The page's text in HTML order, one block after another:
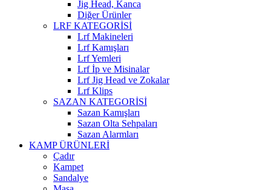
Jig Head, Kanca
Diğer Ürünler
LRF KATEGORİSİ
Lrf Makineleri
Lrf Kamışları
Lrf Yemleri
Lrf İp ve Misinalar
Lrf Jig Head ve Zokalar
Lrf Klips
SAZAN KATEGORİSİ
Sazan Kamışları
Sazan Olta Sehpaları
Sazan Alarmları
KAMP ÜRÜNLERİ
Çadır
Kampet
Sandalye